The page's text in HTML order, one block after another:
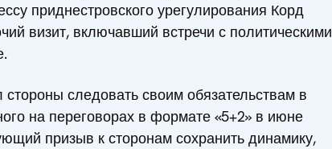
приднестровского урегулирования Корд
визит, включавший встречи с политическими
следовать своим обязательствам в
на переговорах в формате «5+2» в июне
призыв к сторонам сохранить динамику,